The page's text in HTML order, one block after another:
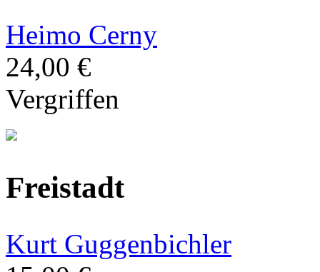
Heimo Cerny
24,00 €
Vergriffen
Freistadt
Kurt Guggenbichler